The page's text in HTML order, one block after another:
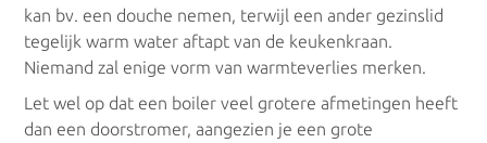
kan bv. een douche nemen, terwijl een ander gezinslid
tegelijk warm water aftapt van de keukenkraan.
Niemand zal enige vorm van warmteverlies merken.
Let wel op dat een boiler veel grotere afmetingen heeft
dan een doorstromer, aangezien je een grote